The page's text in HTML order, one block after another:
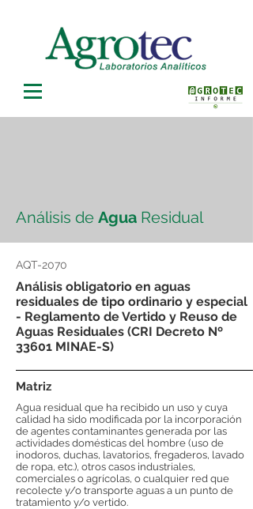
Análisis de Agua Residual
AQT-2070
Análisis obligatorio en aguas
residuales de tipo ordinario y especial
- Reglamento de Vertido y Reuso de
Aguas Residuales (CRI Decreto Nº
33601 MINAE-S)
Matriz
Agua residual que ha recibido un uso y cuya
calidad ha sido modificada por la incorporación
de agentes contaminantes generada por las
actividades domésticas del hombre (uso de
inodoros, duchas, lavatorios, fregaderos, lavado
de ropa, etc.), otros casos industriales,
comerciales o agrícolas, o cualquier red que
recolecte y/o transporte aguas a un punto de
tratamiento y/o vertido.